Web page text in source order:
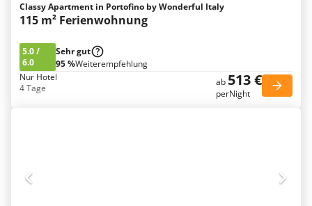
Classy Apartment in Portofino by Wonderful Italy
115 m² Ferienwohnung
5.0/
6.0
Sehr gut
95 %Weiterempfehlung
Nur Hotel
4 Tage
ab 513 €
perNight